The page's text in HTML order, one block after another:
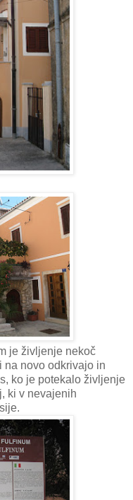
je življenje nekoč
na novo odkrivajo in
ko je potekalo življenje
ki v nevajenih